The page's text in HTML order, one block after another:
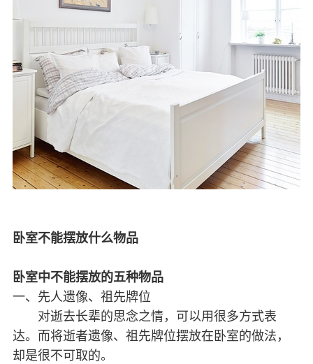
卧室不能摆放什么物品
卧室中不能摆放的五种物品
一、先人遗像、祖先牌位
对逝去长辈的思念之情，可以用很多方式表
达。而将逝者遗像、祖先牌位摆放在卧室的做法，
却是很不可取的。